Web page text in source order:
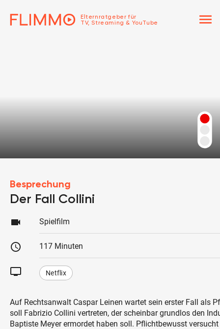
Elternratgeber für
TV, Streaming & YouTube
menu
Besprechung
Der Fall Collini
videocam Spielfilm
schedule 117 Minuten
tv Netflix
Auf Rechtsanwalt Caspar Leinen wartet sein erster Fall als
soll Fabrizio Collini vertreten, der scheinbar grundlos den
Baptiste Meyer ermordet haben soll. Pflichtbewusst